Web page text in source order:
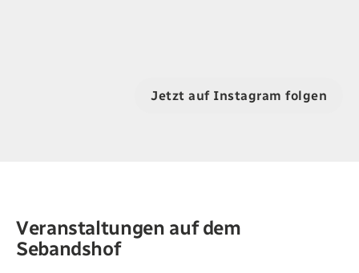
Jetzt auf Instagram folgen
Veranstaltungen auf dem
Sebandshof